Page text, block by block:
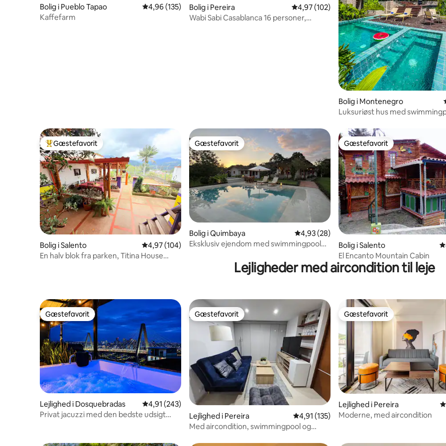
Bolig i Pueblo Tapao 4,96 ud af 5 i gennemsnitlig bedømmelse, 135 omtaler
4,96 (135)
Kaffefarm
Bolig i Pereira 4,97 ud af 5 i gennemsnitlig bedømmelse,
4,97 (102)
Wabi Sabi Casablanca 16 personer,
Bolig i Montenegro
Luksuriøst hus med
Bedste gæstefavorit
Gæstefavorit
Bolig i Salento 4,97 ud af 5 i gennemsnitlig bedømmelse, 104 omtaler
4,97 (104)
En halv blok fra parken, Titina House
Gæstefavorit
Gæstefavorit
Bolig i Quimbaya 4,93 ud af 5 i gennemsnitlig bedømmelse,
4,93 (28)
Eksklusiv ejendom med swimmingpool
Gæstefavorit
Gæstefavorit
Bolig i Salento
El Encanto Mountain Cabin
Lejligheder med aircondition til leje
Gæstefavorit
Gæstefavorit
Lejlighed i Dosquebradas 4,91 ud af 5 i gennemsnitlig bedømmelse, 243 omtaler
4,91 (243)
Privat jacuzzi med den bedste udsigt
Gæstefavorit
Gæstefavorit
Lejlighed i Pereira 4,91 ud af 5 i gennemsnitlig bedømmelse,
4,91 (135)
Med aircondition, swimmingpool og
Gæstefavorit
Gæstefavorit
Lejlighed i Pereira
Moderne, med aircondition